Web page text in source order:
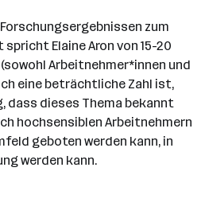
zum
Elaine Aron von 15-20
Arbeitnehmer*innen und
eine beträchtliche Zahl ist,
dass dieses Thema bekannt
hochsensiblen Arbeitnehmern
geboten werden kann, in
werden kann.